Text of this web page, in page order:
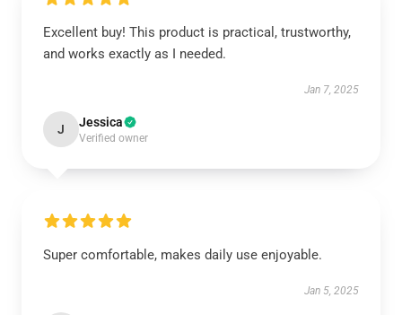
Excellent buy! This product is practical, trustworthy,
and works exactly as I needed.
Jan 7, 2025
J Jessica
Verified owner
Super comfortable, makes daily use enjoyable.
Jan 5, 2025